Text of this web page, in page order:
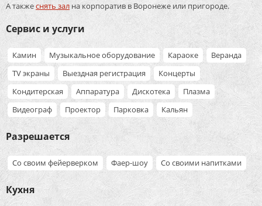
А такжеснять зал на корпоратив в Воронеже или пригороде.
Сервис и услуги
Камин Музыкальное оборудование Караоке
Веранда
TV экраны
Выездная регистрация
Концерты
Кондитерская
Аппаратура Дискотека
Плазма
Видеограф
Проектор Парковка Кальян
Разрешается
Со своим фейерверком Фаер-шоу Со своими напитками
Кухня